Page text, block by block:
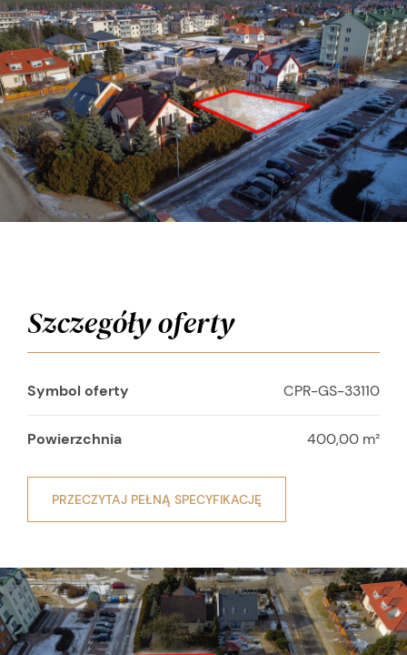
Szczegóły oferty
Symbol oferty CPR-GS-33110
Powierzchnia 400,00 m²
PRZECZYTAJ PEŁNĄ SPECYFIKACJĘ